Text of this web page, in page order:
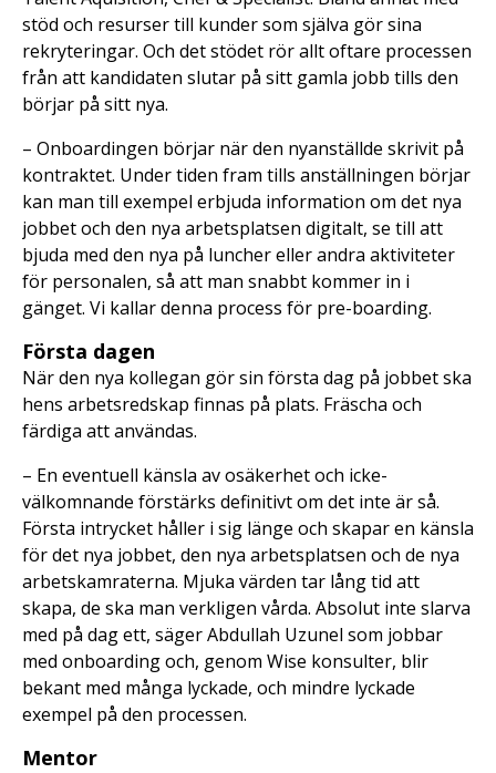
stöd och resurser till kunder som själva gör sina
rekryteringar. Och det stödet rör allt oftare processen
från att kandidaten slutar på sitt gamla jobb tills den
börjar på sitt nya.
– Onboardingen börjar när den nyanställde skrivit på
kontraktet. Under tiden fram tills anställningen börjar
kan man till exempel erbjuda information om det nya
jobbet och den nya arbetsplatsen digitalt, se till att
bjuda med den nya på luncher eller andra aktiviteter
för personalen, så att man snabbt kommer in i
gänget. Vi kallar denna process för pre-boarding.
Första dagen
När den nya kollegan gör sin första dag på jobbet ska
hens arbetsredskap finnas på plats. Fräscha och
färdiga att användas.
– En eventuell känsla av osäkerhet och icke-
välkomnande förstärks definitivt om det inte är så.
Första intrycket håller i sig länge och skapar en känsla
för det nya jobbet, den nya arbetsplatsen och de nya
arbetskamraterna. Mjuka värden tar lång tid att
skapa, de ska man verkligen vårda. Absolut inte slarva
med på dag ett, säger Abdullah Uzunel som jobbar
med onboarding och, genom Wise konsulter, blir
bekant med många lyckade, och mindre lyckade
exempel på den processen.
Mentor